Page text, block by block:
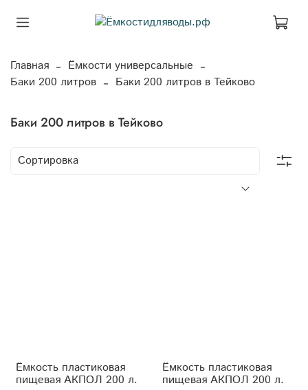
Главная
Ёмкости универсальные
Баки 200 литров
Баки 200 литров в Тейково
Баки 200 литров в Тейково
Ёмкость пластиковая
пищевая АКПОЛ 200 л.
Ёмкость пластиковая
пищевая АКПОЛ 200 л.